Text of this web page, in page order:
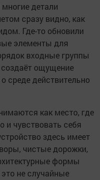
детали
сразу видно, как
Где-то обновили
элементы для
входные группы
ощущение
среде действительно
как место, где
и чувствовать себя
здесь имеет
чистые дорожки,
формы
не случайные